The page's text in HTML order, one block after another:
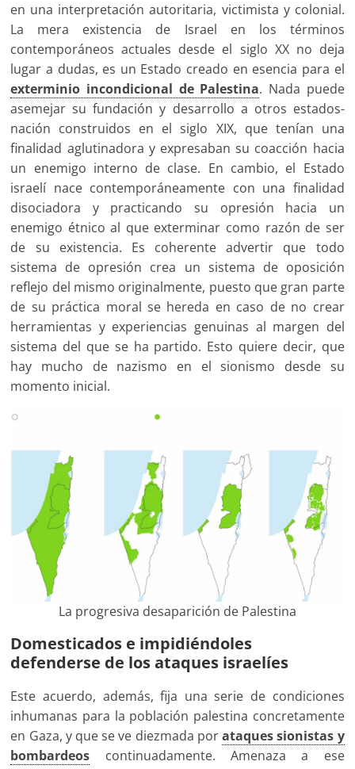
en una interpretación autoritaria, victimista y colonial.
La mera existencia de Israel en los términos
contemporáneos actuales desde el siglo XX no deja
lugar a dudas, es un Estado creado en esencia para el
exterminio incondicional de Palestina. Nada puede
asemejar su fundación y desarrollo a otros estados-
nación construidos en el siglo XIX, que tenían una
finalidad aglutinadora y expresaban su coacción hacia
un enemigo interno de clase. En cambio, el Estado
israelí nace contemporáneamente con una finalidad
disociadora y practicando su opresión hacia un
enemigo étnico al que exterminar como razón de ser
de su existencia. Es coherente advertir que todo
sistema de opresión crea un sistema de oposición
reflejo del mismo originalmente, puesto que gran parte
de su práctica moral se hereda en caso de no crear
herramientas y experiencias genuinas al margen del
sistema del que se ha partido. Esto quiere decir, que
hay mucho de nazismo en el sionismo desde su
momento inicial.
La progresiva desaparición de Palestina
Domesticados e impidiéndoles
defenderse de los ataques israelíes
Este acuerdo, además, fija una serie de condiciones
inhumanas para la población palestina concretamente
en Gaza, y que se ve diezmada porataques sionistas y
bombardeos continuadamente. Amenaza a ese